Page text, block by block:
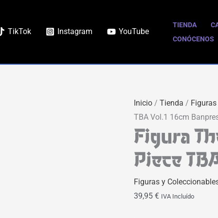
TikTok Instagram YouTube
TIENDA
CONÓCENOS
Inicio /Tienda /
TBA Vol.1 16cm
Figura
Piece
Figuras y
39,95€ IVA Incluído
Grandline
One
Vol.1
16cm
Banpresto
cantidad